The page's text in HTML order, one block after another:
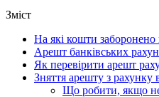
Зміст
На які кошти
Арешт банківських
Як перевірити арешт
Зняття арешту з рахунку
Що робити, якщо